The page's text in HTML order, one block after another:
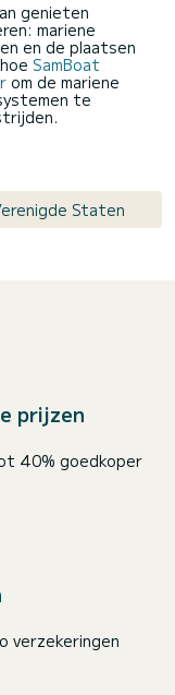
genieten
mariene
en de plaatsen
SamBoat
om de mariene
te
Staten
prijzen
40% goedkoper
verzekeringen